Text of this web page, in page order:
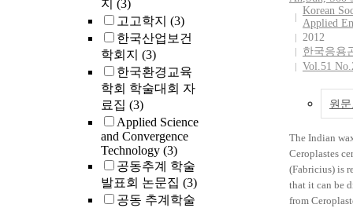
지 (3)
고고학지 (3)
한국산업보건
학회지 (3)
한국환경교육
학회 학술대회 자
료집 (3)
Applied Science
and Convergence
Technology (3)
공동추계 학술
발표회 논문집 (3)
공동 추계학술
Gyeongnam
conventional
Hence the
reaction
to be utilized
production of
sugar and
stevioside.
maltose
reaction of
investigated.
was found to
acceptable
depressor
increment of
yield from
cyclodextrin
of 3.02 g/100
Water activity
estimated
each
study is
field
evaluation
EVP
the
trace, GPS
on the
was analysed
the queue
Analysis
decrease in
Korean
Applied
2012
한국응용
Vol.51
원
The Indian
Ceroplastes
(Fabricius) is
that it can be
from